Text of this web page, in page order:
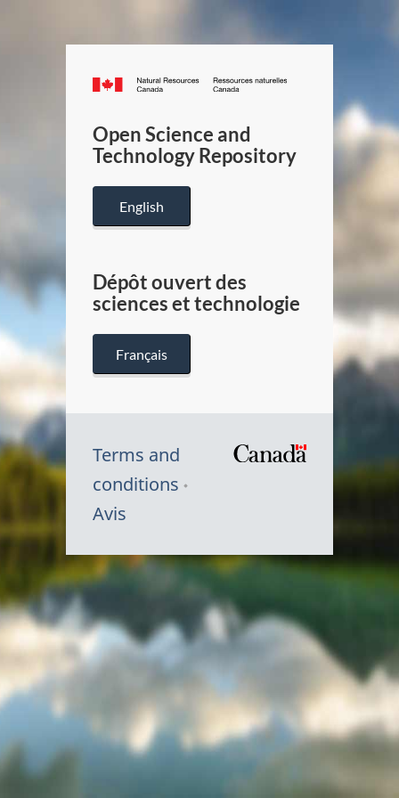
Canada.ca
/
Canada
Open Science and
Technology Repository
English
Dépôt ouvert des
sciences et technologie
Français
Terms and
conditions
Avis
Symbole
du